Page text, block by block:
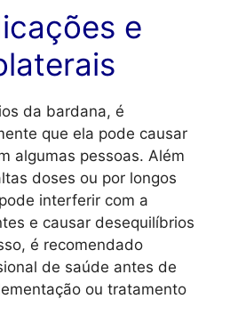
e
da bardana, é
que ela pode causar
algumas pessoas. Além
doses ou por longos
interferir com a
e causar desequilíbrios
é recomendado
de saúde antes de
ou tratamento